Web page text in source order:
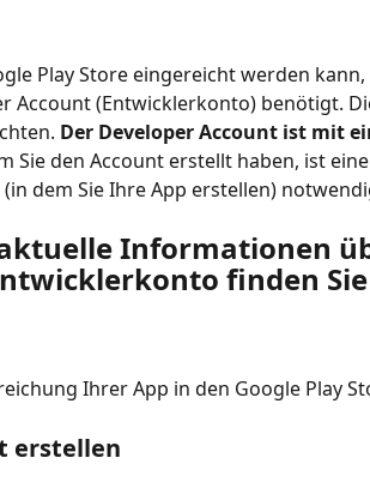
Play Store eingereicht werden
Account (Entwicklerkonto) benötigt.
Der Developer Account ist mit
Sie den Account erstellt haben, ist
dem Sie Ihre App erstellen)
Informationen
finden Sie
Ihrer App in den Google Play
erstellen